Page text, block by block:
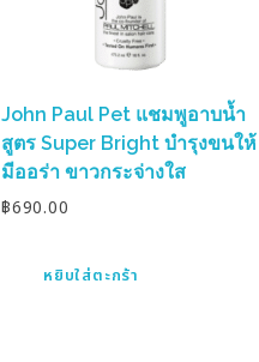
John Paul Pet แชมพูอาบน้ำ
สูตร Super Bright บำรุงขนให้
มีออร่า ขาวกระจ่างใส
฿690.00
หยิบใส่ตะกร้า